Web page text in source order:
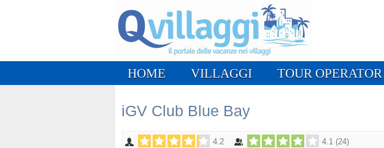
HOME VILLAGGI TOUR OPERATOR
iGV Club Blue Bay
4.2 4.1 (24)